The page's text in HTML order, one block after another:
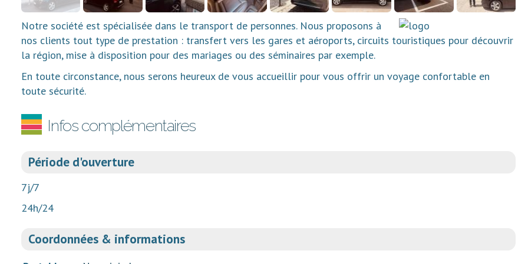
Notre société est spécialisée dans le transport de personnes. Nous proposons à
nos clients tout type de prestation : transfert vers les gares et aéroports, circuits touristiques pour découvrir
la région, mise à disposition pour des mariages ou des séminaires par exemple.
En toute circonstance, nous serons heureux de vous accueillir pour vous offrir un voyage confortable en
toute sécurité.
Infos complémentaires
Période d'ouverture
7j/7
24h/24
Coordonnées & informations